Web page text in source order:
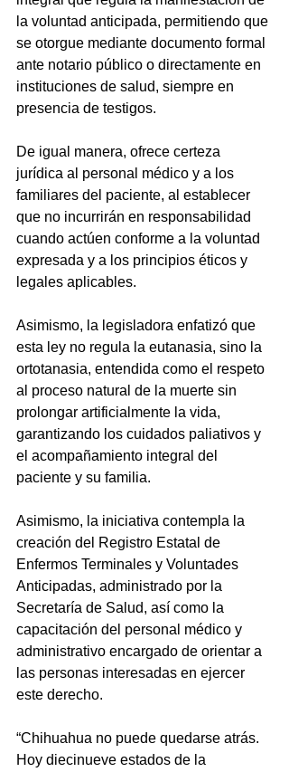
la voluntad anticipada, permitiendo que
se otorgue mediante documento formal
ante notario público o directamente en
instituciones de salud, siempre en
presencia de testigos.
De igual manera, ofrece certeza
jurídica al personal médico y a los
familiares del paciente, al establecer
que no incurrirán en responsabilidad
cuando actúen conforme a la voluntad
expresada y a los principios éticos y
legales aplicables.
Asimismo, la legisladora enfatizó que
esta ley no regula la eutanasia, sino la
ortotanasia, entendida como el respeto
al proceso natural de la muerte sin
prolongar artificialmente la vida,
garantizando los cuidados paliativos y
el acompañamiento integral del
paciente y su familia.
Asimismo, la iniciativa contempla la
creación del Registro Estatal de
Enfermos Terminales y Voluntades
Anticipadas, administrado por la
Secretaría de Salud, así como la
capacitación del personal médico y
administrativo encargado de orientar a
las personas interesadas en ejercer
este derecho.
“Chihuahua no puede quedarse atrás.
Hoy diecinueve estados de la